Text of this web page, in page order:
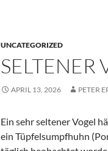
UNCATEGORIZED
SELTENER
APRIL 13, 2026 PETER
Ein sehr seltener Vogel
ein Tüpfelsumpfhuhn